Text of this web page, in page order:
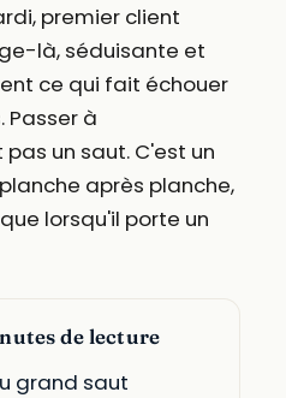
premier client
là, séduisante et
ce qui fait échouer
Passer à
un saut. C'est un
après planche,
lorsqu'il porte un
de lecture
grand saut